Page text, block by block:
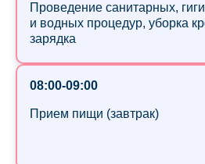
Проведение санитарных,
и водных процедур, уборка
зарядка
08:00-09:00
Прием пищи (завтрак)